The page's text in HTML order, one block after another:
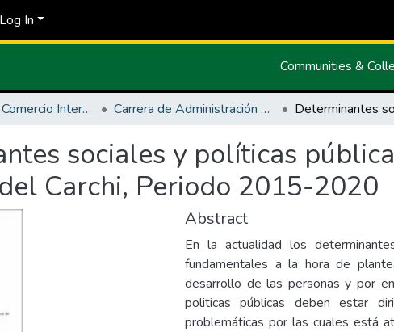
Log In
Communities &
Facultad de Comercio Internacional, Integración, Administración y Economía Empresarial Carrera de Administración Pública
sociales y políticas
Carchi, Periodo 2015-2020
Abstract
En la actualidad los
fundamentales a la hora de
desarrollo de las personas y por
politicas públicas deben estar
problemáticas por las cuales está